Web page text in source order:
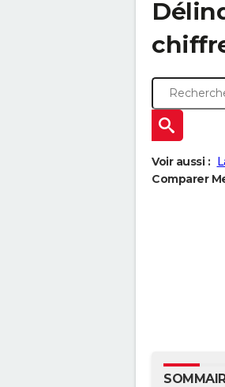
Voir aussi :
Comparer